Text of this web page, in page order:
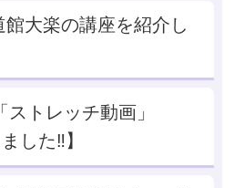
大楽の講座を紹介し
ストレッチ動画」
した‼】